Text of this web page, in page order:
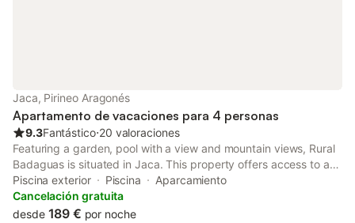
Jaca, Pirineo Aragonés
Apartamento de vacaciones para 4 personas
9.3Fantástico⋅20 valoraciones
Featuring a garden, pool with a view and mountain views, Rural
Badaguas is situated in Jaca. This property offers access to a
terrace and free private parking. The property is non-smoking
and is located 32 km from Canfranc Train Station.
Piscina exterior Piscina
Aparcamiento
Cancelación gratuita
desde 189 € por noche